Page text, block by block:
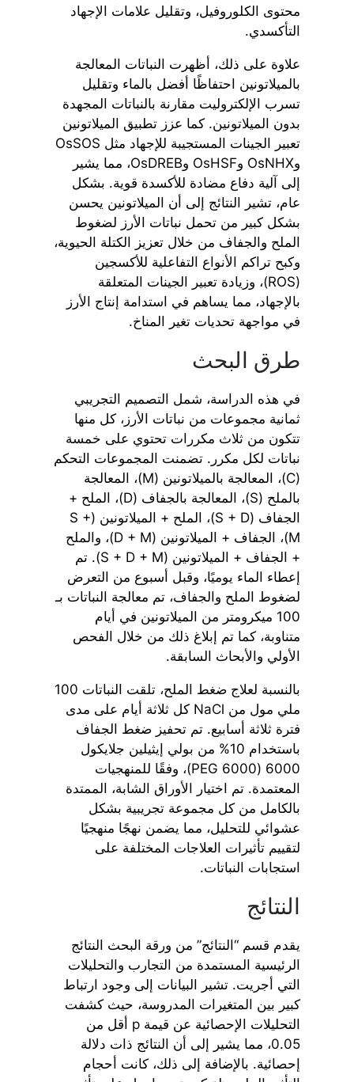
محتوى الكلوروفيل، وتقليل علامات الإجهاد
التأكسدي.
علاوة على ذلك، أظهرت النباتات المعالجة
بالميلاتونين احتفاظًا أفضل بالماء وتقليل
تسرب الإلكتروليت مقارنة بالنباتات المجهدة
بدون الميلاتونين. كما عزز تطبيق الميلاتونين
تعبير الجينات المستجيبة للإجهاد مثل OsSOS
وOsNHX وOsHSF وOsDREB، مما يشير
إلى آلية دفاع مضادة للأكسدة قوية. بشكل
عام، تشير النتائج إلى أن الميلاتونين يحسن
بشكل كبير من تحمل نباتات الأرز لضغوط
الملح والجفاف من خلال تعزيز الكتلة الحيوية،
وكبح تراكم الأنواع التفاعلية للأكسجين
(ROS)، وزيادة تعبير الجينات المتعلقة
بالإجهاد، مما يساهم في استدامة إنتاج الأرز
في مواجهة تحديات تغير المناخ.
طرق البحث
في هذه الدراسة، شمل التصميم التجريبي
ثمانية مجموعات من نباتات الأرز، كل منها
تتكون من ثلاث مكررات تحتوي على خمسة
نباتات لكل مكرر. تضمنت المجموعات التحكم
(C)، المعالجة بالميلاتونين (M)، المعالجة
بالملح (S)، المعالجة بالجفاف (D)، الملح +
الجفاف (S + D)، الملح + الميلاتونين (S +
M)، الجفاف + الميلاتونين (D + M)، والملح
+ الجفاف + الميلاتونين (S + D + M). تم
إعطاء الماء يوميًا، وقبل أسبوع من التعرض
لضغوط الملح والجفاف، تم معالجة النباتات بـ
100 ميكرومتر من الميلاتونين في أيام
متناوبة، كما تم إبلاغ ذلك من خلال الفحص
الأولي والأبحاث السابقة.
بالنسبة لعلاج ضغط الملح، تلقت النباتات 100
ملي مول من NaCl كل ثلاثة أيام على مدى
فترة ثلاثة أسابيع. تم تحفيز ضغط الجفاف
باستخدام 10% من بولي إيثيلين جلايكول
6000 (PEG 6000)، وفقًا للمنهجيات
المعتمدة. تم اختيار الأوراق الشابة، الممتدة
بالكامل من كل مجموعة تجريبية بشكل
عشوائي للتحليل، مما يضمن نهجًا منهجيًا
لتقييم تأثيرات العلاجات المختلفة على
استجابات النباتات.
النتائج
يقدم قسم “النتائج” من ورقة البحث النتائج
الرئيسية المستمدة من التجارب والتحليلات
التي أجريت. تشير البيانات إلى وجود ارتباط
كبير بين المتغيرات المدروسة، حيث كشفت
التحليلات الإحصائية عن قيمة p أقل من
0.05، مما يشير إلى أن النتائج ذات دلالة
إحصائية. بالإضافة إلى ذلك، كانت أحجام